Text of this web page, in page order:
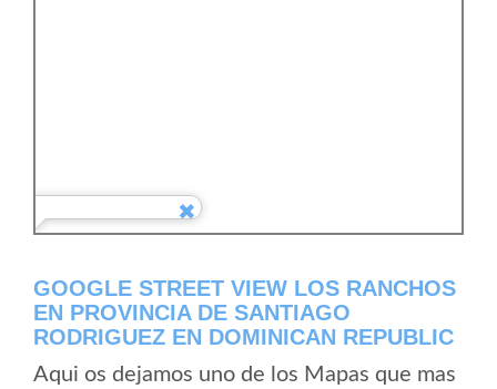
GOOGLE STREET VIEW LOS RANCHOS
EN PROVINCIA DE SANTIAGO
RODRIGUEZ EN DOMINICAN REPUBLIC
Aqui os dejamos uno de los Mapas que mas